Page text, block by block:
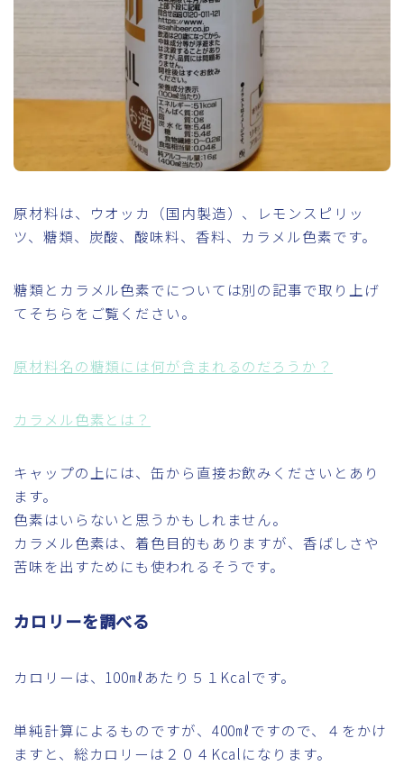
原材料は、ウオッカ（国内製造）、レモンスピリッ
ツ、糖類、炭酸、酸味料、香料、カラメル色素です。
糖類とカラメル色素でについては別の記事で取り上げ
てそちらをご覧ください。
原材料名の糖類には何が含まれるのだろうか？
カラメル色素とは？
キャップの上には、缶から直接お飲みくださいとあり
ます。
色素はいらないと思うかもしれません。
カラメル色素は、着色目的もありますが、香ばしさや
苦味を出すためにも使われるそうです。
カロリーを調べる
カロリーは、100㎖あたり５１Kcalです。
単純計算によるものですが、400㎖ですので、４をかけ
ますと、総カロリーは２０４Kcalになります。